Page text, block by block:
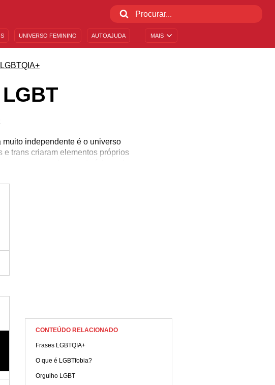
MAIS
UNIVERSO FEMININO AUTOAJUDA
LGBTQIA+
independente é o universo
e trans criaram elementos próprios
e o recurso de características do
de material do universo
humor compartilhada no grupinho
CONTEÚDO RELACIONADO
Frases LGBTQIA+
O que é LGBTfobia?
Orgulho LGBT